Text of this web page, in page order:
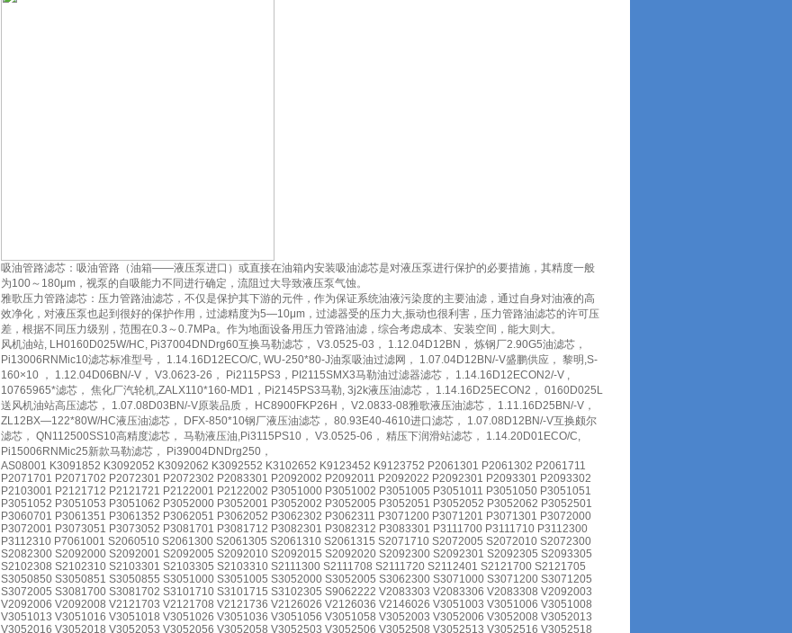
吸油管路滤芯：吸油管路（油箱——液压泵进口）或直接在油箱内安装吸油滤芯是对液压泵进行保护的必要措施，其精度一般
为100～180μm，视泵的自吸能力不同进行确定，流阻过大导致液压泵气蚀。
雅歌压力管路滤芯：压力管路油滤芯，不仅是保护其下游的元件，作为保证系统油液污染度的主要油滤，通过自身对油液的高
效净化，对液压泵也起到很好的保护作用，过滤精度为5—10μm，过滤器受的压力大,振动也很利害，压力管路油滤芯的许可压
差，根据不同压力级别，范围在0.3～0.7MPa。作为地面设备用压力管路油滤，综合考虑成本、安装空间，能大则大。
风机油站, LH0160D025W/HC, Pi37004DNDrg60互换马勒滤芯， V3.0525-03， 1.12.04D12BN， 炼钢厂2.90G5油滤芯，
Pi13006RNMic10滤芯标准型号， 1.14.16D12ECO/C, WU-250*80-J油泵吸油过滤网， 1.07.04D12BN/-V盛鹏供应， 黎明,S-
160×10 ， 1.12.04D06BN/-V， V3.0623-26， Pi2115PS3，PI2115SMX3马勒油过滤器滤芯， 1.14.16D12ECON2/-V ,
10765965*滤芯， 焦化厂汽轮机,ZALX110*160-MD1，Pi2145PS3马勒, 3j2k液压油滤芯， 1.14.16D25ECON2， 0160D025L
送风机油站高压滤芯， 1.07.08D03BN/-V原装品质， HC8900FKP26H， V2.0833-08雅歌液压油滤芯， 1.11.16D25BN/-V，
ZL12BX—122*80W/HC液压油滤芯， DFX-850*10钢厂液压油滤芯， 80.93E40-4610进口滤芯， 1.07.08D12BN/-V互换颇尔
滤芯， QN112500SS10高精度滤芯， 马勒液压油,Pi3115PS10， V3.0525-06， 精压下润滑站滤芯， 1.14.20D01ECO/C,
Pi15006RNMic25新款马勒滤芯， Pi39004DNDrg250，
AS08001 K3091852 K3092052 K3092062 K3092552 K3102652 K9123452 K9123752 P2061301 P2061302 P2061711
P2071701 P2071702 P2072301 P2072302 P2083301 P2092002 P2092011 P2092022 P2092301 P2093301 P2093302
P2103001 P2121712 P2121721 P2122001 P2122002 P3051000 P3051002 P3051005 P3051011 P3051050 P3051051
P3051052 P3051053 P3051062 P3052000 P3052001 P3052002 P3052005 P3052051 P3052052 P3052062 P3052501
P3060701 P3061351 P3061352 P3062051 P3062052 P3062302 P3062311 P3071200 P3071201 P3071301 P3072000
P3072001 P3073051 P3073052 P3081701 P3081712 P3082301 P3082312 P3083301 P3111700 P3111710 P3112300
P3112310 P7061001 S2060510 S2061300 S2061305 S2061310 S2061315 S2071710 S2072005 S2072010 S2072300
S2082300 S2092000 S2092001 S2092005 S2092010 S2092015 S2092020 S2092300 S2092301 S2092305 S2093305
S2102308 S2102310 S2103301 S2103305 S2103310 S2111300 S2111708 S2111720 S2112401 S2121700 S2121705
S3050850 S3050851 S3050855 S3051000 S3051005 S3052000 S3052005 S3062300 S3071000 S3071200 S3071205
S3072005 S3081700 S3081702 S3101710 S3101715 S3102305 S9062222 V2083303 V2083306 V2083308 V2092003
V2092006 V2092008 V2121703 V2121708 V2121736 V2126026 V2126036 V2146026 V3051003 V3051006 V3051008
V3051013 V3051016 V3051018 V3051026 V3051036 V3051056 V3051058 V3052003 V3052006 V3052008 V3052013
V3052016 V3052018 V3052053 V3052056 V3052058 V3052503 V3052506 V3052508 V3052513 V3052516 V3052518